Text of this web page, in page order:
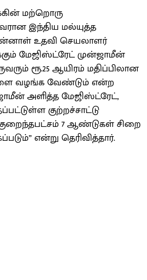
மற்றொரு
இந்திய மல்யுத்த
உதவி செயலாளர்
மேஜிஸ்ட்ரேட் முன்ஜாமீன்
ரூ.25 ஆயிரம் மதிப்பிலான
வழங்க வேண்டும் என்ற
அளித்த மேஜிஸ்ட்ரேட்,
குற்றச்சாட்டு
7 ஆண்டுகள் சிறை
என்று தெரிவித்தார்.